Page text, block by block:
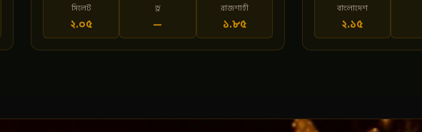
সিলেট
২.০৫
ড্র
—
রাজশাহী
১.৮৫
বাংলাদেশ
২.১৫